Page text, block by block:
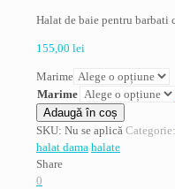
Halat de baie pentru barbati
155,00 lei
Marime
Marime
Cantitate
Halat
dama
cu
gluga
Adaugă în coș
SKU: Nu se aplică Categorie:
halat dama halate
Share
0